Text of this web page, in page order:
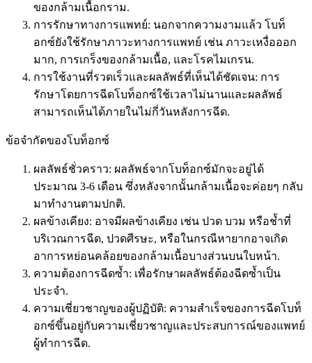
ของกล้ามเนื้อกราม.
การรักษาทางการแพทย์: นอกจากความงามแล้ว โบท็
อกซ์ยังใช้รักษาภาวะทางการแพทย์ เช่น ภาวะเหงื่อออก
มาก, การเกร็งของกล้ามเนื้อ, และโรคไมเกรน.
การใช้งานที่รวดเร็วและผลลัพธ์ที่เห็นได้ชัดเจน: การ
รักษาโดยการฉีดโบท็อกซ์ใช้เวลาไม่นานและผลลัพธ์
สามารถเห็นได้ภายในไม่กี่วันหลังการฉีด.
ข้อจำกัดของโบท็อกซ์
ผลลัพธ์ชั่วคราว: ผลลัพธ์จากโบท็อกซ์มักจะอยู่ได้
ประมาณ 3-6 เดือน ซึ่งหลังจากนั้นกล้ามเนื้อจะค่อยๆ กลับ
มาทำงานตามปกติ.
ผลข้างเคียง: อาจมีผลข้างเคียง เช่น ปวด บวม หรือช้ำที่
บริเวณการฉีด, ปวดศีรษะ, หรือในกรณีหายากอาจเกิด
อาการหย่อนคล้อยของกล้ามเนื้อบางส่วนบนใบหน้า.
ความต้องการฉีดซ้ำ: เพื่อรักษาผลลัพธ์ต้องฉีดซ้ำเป็น
ประจำ.
ความเชี่ยวชาญของผู้ปฏิบัติ: ความสำเร็จของการฉีดโบท็
อกซ์ขึ้นอยู่กับความเชี่ยวชาญและประสบการณ์ของแพทย์
ผู้ทำการฉีด.